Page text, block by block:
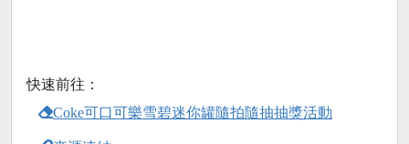
快速前往：
Coke可口可樂雪碧迷你罐隨拍隨抽抽獎活動